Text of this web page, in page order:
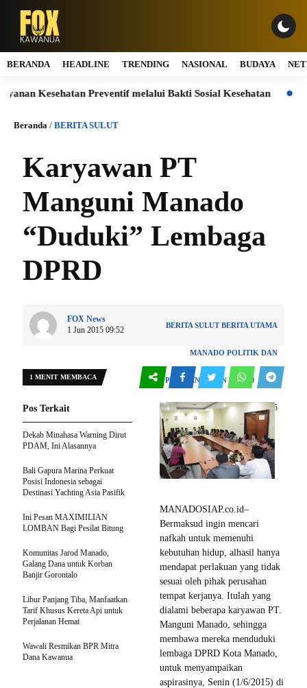
BERANDA HEADLINE TRENDING NASIONAL BUDAYA
Kesehatan Preventif melalui Bakti Sosial Kesehatan Jasa
Beranda / BERITA SULUT
Karyawan PT
Manguni Manado
“Duduki” Lembaga
DPRD
FOX News
1 Jun 2015 09:52
BERITA SULUT BERITA UTAMA
MANADO POLITIK DAN
PEMERINTAHAN 0
105
1 MENIT MEMBACA
MANADOSIAP.co.id–
Bermaksud ingin mencari
nafkah untuk memenuhi
kebutuhan hidup, alhasil hanya
mendapat perlakuan yang tidak
sesuai oleh pihak perusahan
tempat kerjanya. Itulah yang
dialami beberapa karyawan PT.
Manguni Manado, sehingga
membawa mereka menduduki
lembaga DPRD Kota Manado,
untuk menyampaikan
aspirasinya, Senin (1/6/2015) di
Pos Terkait
Dekab Minahasa Warning Dirut
PDAM, Ini Alasannya
Bali Gapura Marina Perkuat
Posisi Indonesia sebagai
Destinasi Yachting Asia Pasifik
Ini Pesan MAXIMILIAN
LOMBAN Bagi Pesilat Bitung
Komunitas Jarod Manado,
Galang Dana untuk Korban
Banjir Gorontalo
Libur Panjang Tiba, Manfaatkan
Tarif Khusus Kereta Api untuk
Perjalanan Hemat
Wawali Resmikan BPR Mitra
Dana Kawanua